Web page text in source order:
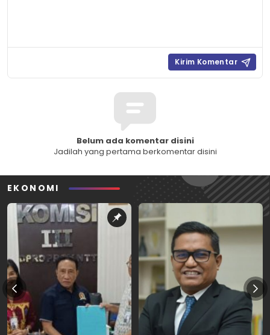
Belum ada komentar disini
Jadilah yang pertama berkomentar disini
EKONOMI